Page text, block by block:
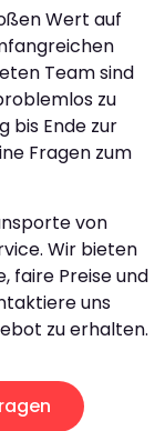
Wert auf
Team sind
zu
bis Ende zur
Fragen zum
von
Wir bieten
faire Preise und
uns
zu erhalten.